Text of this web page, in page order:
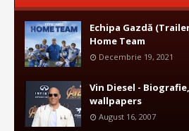
Echipa Gazdă
Home Team
Decembrie 19, 2021
Vin Diesel -
wallpapers
August 16, 2007